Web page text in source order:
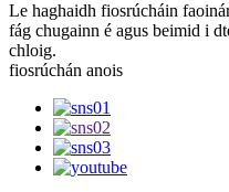
Le haghaidh fiosrúcháin
fág chugainn é agus beimid i
chloig.
fiosrúchán anois